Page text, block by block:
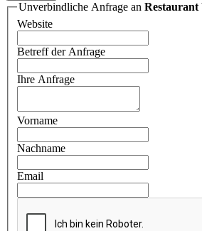
Unverbindliche Anfrage an Restaurant
Website
Betreff der Anfrage
Ihre Anfrage
Vorname
Nachname
Email